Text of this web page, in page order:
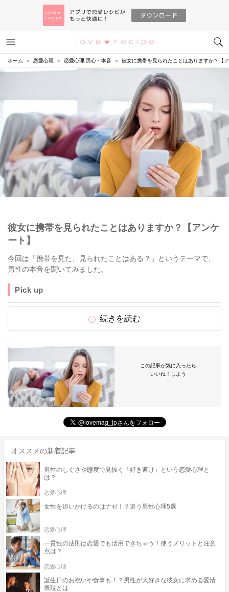
恋愛レシピ
ホーム 恋愛心理 恋愛心理 男心・本音 彼女に携帯を見られたことはありますか？【
彼女に携帯を見られたことはありますか？【アンケ
ート】
今回は「携帯を見た、見られたことはある？」というテーマで、
男性の本音を聞いてみました。
Pick up
続きを読む
この記事が気に入ったら
いいね！しよう
オススメの新着記事
男性のしぐさや態度で見抜く「好き避け」という恋愛心理と
は？
恋愛心理
女性を追いかけるのはナゼ！？追う男性心理5選
恋愛心理
一貫性の法則は恋愛でも活用できちゃう！使うメリットと注意
点は？
恋愛心理
誕生日のお祝いや食事も！？男性が大好きな彼女に求める愛情
表現とは